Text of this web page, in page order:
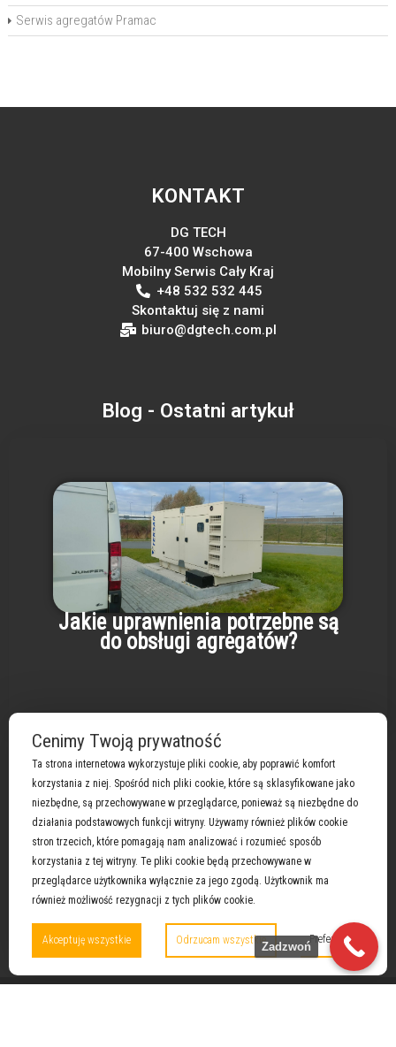
Serwis agregatów Pramac
KONTAKT
DG TECH
67-400 Wschowa
Mobilny Serwis Cały Kraj
+48 532 532 445
Skontaktuj się z nami
biuro@dgtech.com.pl
Blog - Ostatni artykuł
Jakie uprawnienia potrzebne są
do obsługi agregatów?
Obsługujemy marki :Atlas Copco|Briggs &
Stratton i Vanguard
| Cat | Cummins |Deutz
Doosan |Eisemann| Fogo |Himoinsa|Honda|
|John Deere|Kohler|Man|Mitsubishi|Mtu|
Perkins|Pex-pool|Pramac|Scania
Yanmar
Cenimy Twoją prywatność
Ta strona internetowa wykorzystuje pliki cookie, aby poprawić komfort
korzystania z niej. Spośród nich pliki cookie, które są sklasyfikowane jako
niezbędne, są przechowywane w przeglądarce, ponieważ są niezbędne do
działania podstawowych funkcji witryny. Używamy również plików cookie
stron trzecich, które pomagają nam analizować i rozumieć sposób
korzystania z tej witryny. Te pliki cookie będą przechowywane w
przeglądarce użytkownika wyłącznie za jego zgodą. Użytkownik ma
również możliwość rezygnacji z tych plików cookie.
Akceptuję wszystkie Odrzucam wszystkie Preferencje
Zadzwoń